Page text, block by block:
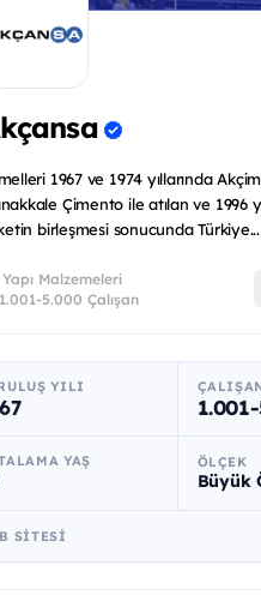
1967 ve 1974 yıllarında
Çimento ile atılan ve 1996
birleşmesi sonucunda Türkiye...
Yapı Malzemeleri
1.001-5.000 Çalışan
YILI
YAŞ ÖLÇEK
Büyük
SITESI